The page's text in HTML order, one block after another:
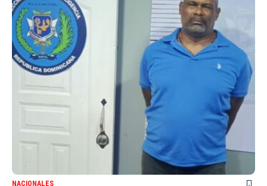
NACIONALES